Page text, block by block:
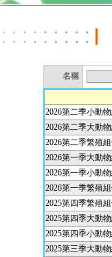
名稱
2026第二季小動
2026第二季大動
2026第二季繁殖
2026第一季大動
2026第一季小動
2026第一季繁殖
2025第四季繁殖
2025第四季大動
2025第四季小動
2025第三季大動